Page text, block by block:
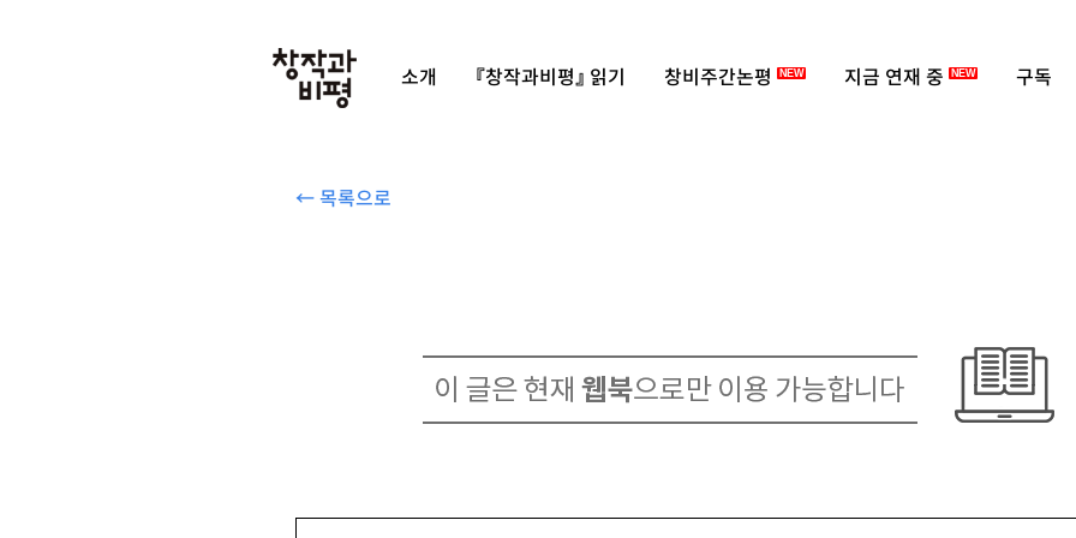
소개 『창작과비평』 읽기 창비주간논평 NEW 지금 연재 중 NEW 구독
← 목록으로